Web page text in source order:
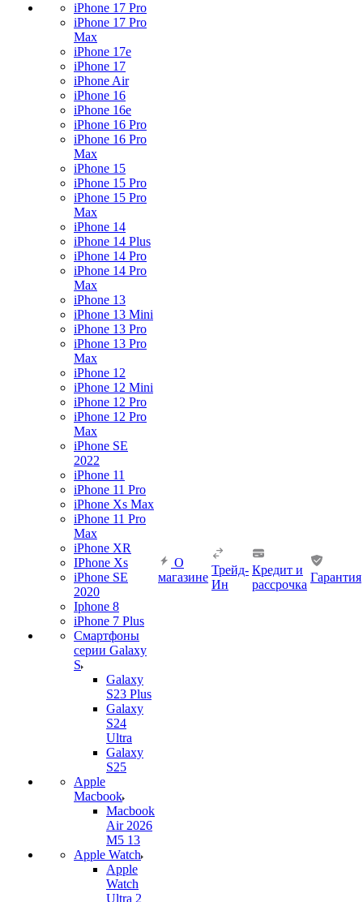
iPhone 17 Pro
iPhone 17 Pro
Max
iPhone 17e
iPhone 17
iPhone Air
iPhone 16
iPhone 16e
iPhone 16 Pro
iPhone 16 Pro
Max
iPhone 15
iPhone 15 Pro
iPhone 15 Pro
Max
iPhone 14
iPhone 14 Plus
iPhone 14 Pro
iPhone 14 Pro
Max
iPhone 13
iPhone 13 Mini
iPhone 13 Pro
iPhone 13 Pro
Max
iPhone 12
iPhone 12 Mini
iPhone 12 Pro
iPhone 12 Pro
Max
iPhone SE
2022
iPhone 11
iPhone 11 Pro
iPhone Xs Max
iPhone 11 Pro
Max
iPhone XR
IPhone Xs
iPhone SE
2020
Iphone 8
iPhone 7 Plus
Смартфоны
серии Galaxy
S
Galaxy
S23 Plus
Galaxy
S24
Ultra
Galaxy
S25
Apple
Macbook
Macbook
Air 2026
M5 13
Apple Watch
Apple
Watch
Ultra 2
О
магазине
Трейд-
Ин
Кредит и
рассрочка
Гарантия